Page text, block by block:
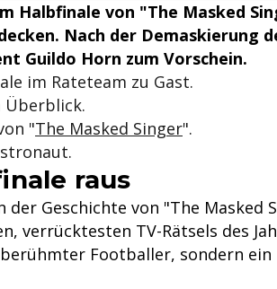
Halbfinale von "The Masked
Nach der Demaskierung
Guildo Horn zum Vorschein.
im Rateteam zu Gast.
Überblick.
"The Masked Singer".
raus
Geschichte von "The Masked
verrücktesten TV-Rätsels des
Footballer, sondern